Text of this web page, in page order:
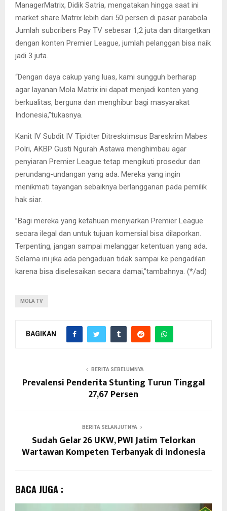
ManagerMatrix, Didik Satria, mengatakan hingga saat ini
market share Matrix lebih dari 50 persen di pasar parabola.
Jumlah subcribers Pay TV sebesar 1,2 juta dan ditargetkan
dengan konten Premier League, jumlah pelanggan bisa naik
jadi 3 juta.
“Dengan daya cakup yang luas, kami sungguh berharap
agar layanan Mola Matrix ini dapat menjadi konten yang
berkualitas, berguna dan menghibur bagi masyarakat
Indonesia,”tukasnya.
Kanit IV Subdit IV Tipidter Ditreskrimsus Bareskrim Mabes
Polri, AKBP Gusti Ngurah Astawa menghimbau agar
penyiaran Premier League tetap mengikuti prosedur dan
perundang-undangan yang ada. Mereka yang ingin
menikmati tayangan sebaiknya berlangganan pada pemilik
hak siar.
”Bagi mereka yang ketahuan menyiarkan Premier League
secara ilegal dan untuk tujuan komersial bisa dilaporkan.
Terpenting, jangan sampai melanggar ketentuan yang ada.
Selama ini jika ada pengaduan tidak sampai ke pengadilan
karena bisa diselesaikan secara damai,”tambahnya. (*/ad)
MOLA TV
BAGIKAN
BERITA SEBELUMNYA
Prevalensi Penderita Stunting Turun Tinggal
27,67 Persen
BERITA SELANJUTNYA
Sudah Gelar 26 UKW, PWI Jatim Telorkan
Wartawan Kompeten Terbanyak di Indonesia
BACA JUGA :